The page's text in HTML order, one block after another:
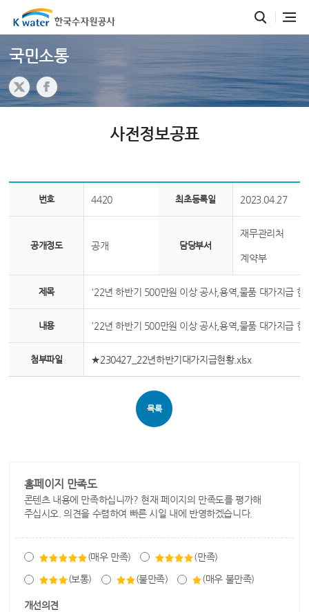
국민소통
사전정보공표
번호 4420 최초등록일 2023.04.27
공개정도 공개 담당부서
재무관리처
계약부
제목 '22년 하반기 500만원 이상 공사,용역,물품 대가지급 현
내용 '22년 하반기 500만원 이상 공사,용역,물품 대가지급 현
첨부파일 ★230427_22년하반기대가지급현황.xlsx
목록
홈페이지 만족도
콘텐츠 내용에 만족하십니까? 현재 페이지의 만족도를 평가해
주십시오. 의견을 수렴하여 빠른 시일 내에 반영하겠습니다.
(매우 만족) (만족)
(보통) (불만족) (매우 불만족)
개선의견